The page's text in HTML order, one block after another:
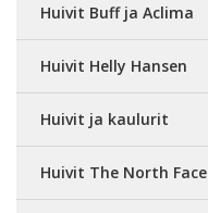
Huivit Buff ja Aclima
Huivit Helly Hansen
Huivit ja kaulurit
Huivit The North Face